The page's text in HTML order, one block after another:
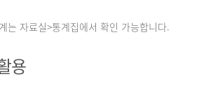
는 자료실>통계집에서 확인 가능합니다.
용